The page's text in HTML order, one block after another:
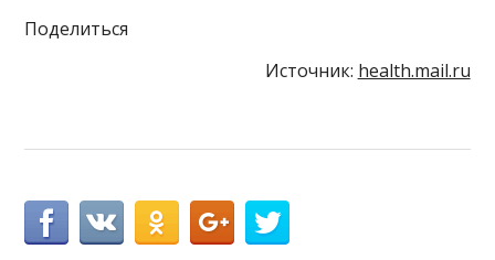
Поделиться
Источник: health.mail.ru